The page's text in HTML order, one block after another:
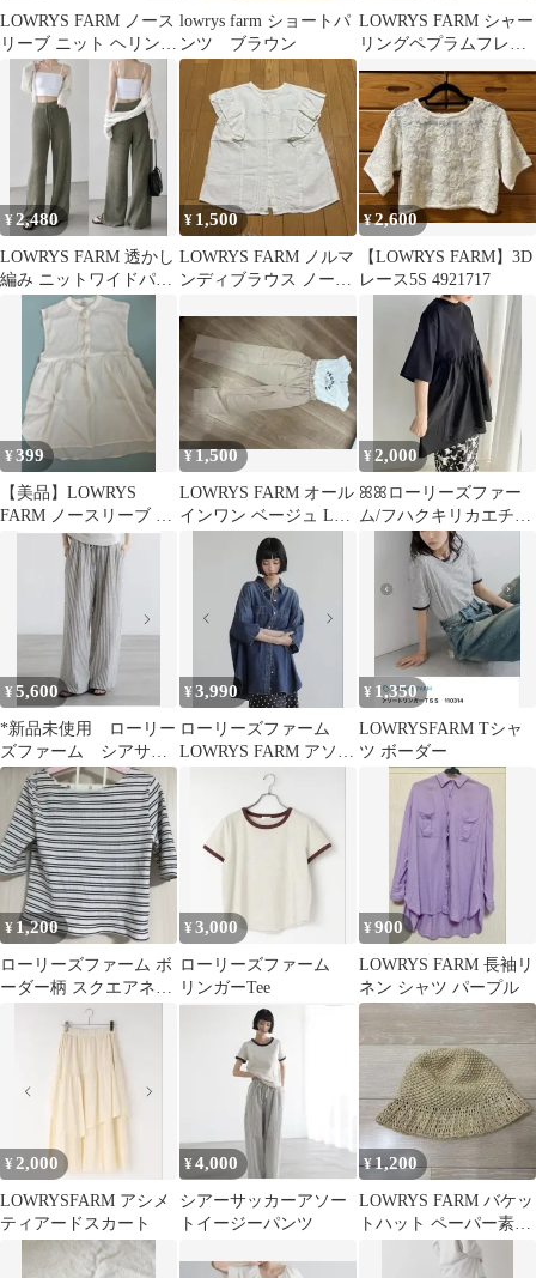
LOWRYS FARM ノース
リーブ ニット ヘリンボ
ーン柄
lowrys farm ショートパ
ンツ ブラウン
LOWRYS FARM シャー
リングペプラムフレン
¥2,480
LOWRYS FARM 透かし
編み ニットワイドパン
ツ カーキ F 韓国
¥ 1,500
LOWRYS FARM ノルマ
ンディブラウス ノース
リー
¥2,600
【LOWRYS FARM】3D
レース5S 4921717
¥399
【美品】LOWRYS
FARM ノースリーブ ブ
ラウス ホワイト
¥1,500
LOWRYS FARM オール
インワン ベージュ Lサ
¥2,000
ꕤꕤローリーズファー
ム/フハクキリカエチュ
ニックＳＳ 194827
¥5,600
*新品未使用 ローリー
ズファーム シアサッ
カーアソートイージー
パンツ
¥3,990
ローリーズファーム
LOWRYS FARM アソー
トデニムBIGシャツ
¥ 1,350
LOWRYSFARM Tシャ
ツ ボーダー
¥ 1,200
ローリーズファーム ボ
ーダー柄 スクエアネッ
ク 半袖トップス
¥3,000
ローリーズファーム
リンガーTee
¥900
LOWRYS FARM 長袖リ
ネン シャツ パープル
¥2,000
LOWRYSFARM アシメ
ティアードスカート
¥4,000
シアーサッカーアソー
トイージーパンツ
¥1,200
LOWRYS FARM バケッ
トハット ペーパー素材